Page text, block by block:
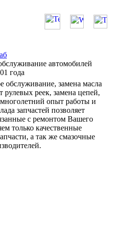
автомобилей
года
обслуживание, замена масла
реек, замена цепей,
опыт работы и
запчастей позволяет
с ремонтом Вашего
только качественные
а так же смазочные